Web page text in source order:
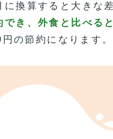
換算すると大きな
でき、外食と比べる
の節約になります。